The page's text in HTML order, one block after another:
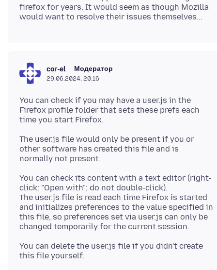
firefox for years. It would seem as though Mozilla
cor-el Модератор
29.06.2024, 20:16
You can check if you may have a user.js in the
Firefox profile folder that sets these prefs each
The user.js file would only be present if you or
other software has created this file and is
You can check its content with a text editor (right-
click: "Open with"; do not double-click).
The user.js file is read each time Firefox is started
and initializes preferences to the value specified in
this file, so preferences set via user.js can only be
You can delete the user.js file if you didn't create